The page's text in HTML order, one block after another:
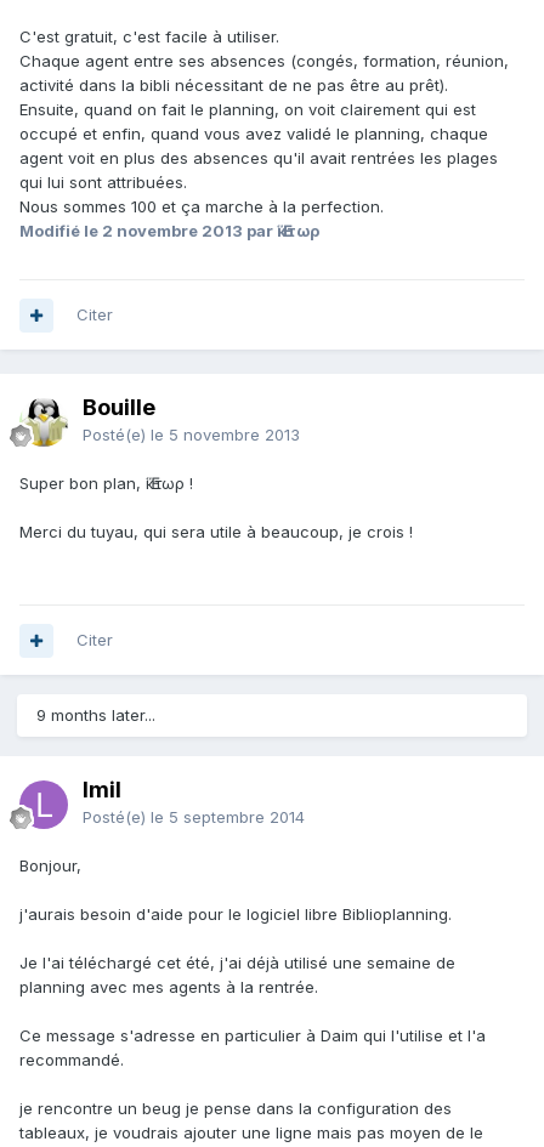
C'est gratuit, c'est facile à utiliser.
Chaque agent entre ses absences (congés, formation, réunion,
activité dans la bibli nécessitant de ne pas être au prêt).
Ensuite, quand on fait le planning, on voit clairement qui est
occupé et enfin, quand vous avez validé le planning, chaque
agent voit en plus des absences qu'il avait rentrées les plages
qui lui sont attribuées.
Nous sommes 100 et ça marche à la perfection.
Modifié le 2 novembre 2013 par Ἕκτωρ
Citer
Bouille
Posté(e) le 5 novembre 2013
Super bon plan, Ἕκτωρ !
Merci du tuyau, qui sera utile à beaucoup, je crois !
Citer
9 months later...
lmil
Posté(e) le 5 septembre 2014
Bonjour,
j'aurais besoin d'aide pour le logiciel libre Biblioplanning.
Je l'ai téléchargé cet été, j'ai déjà utilisé une semaine de
planning avec mes agents à la rentrée.
Ce message s'adresse en particulier à Daim qui l'utilise et l'a
recommandé.
je rencontre un beug je pense dans la configuration des
tableaux, je voudrais ajouter une ligne mais pas moyen de le